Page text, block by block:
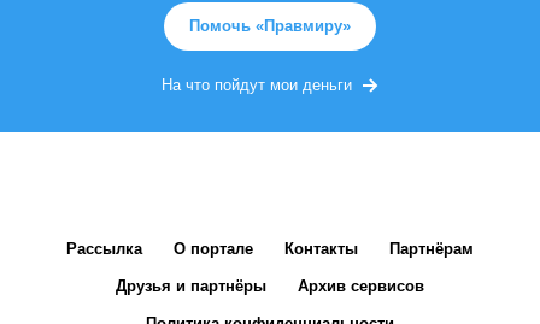
Помочь «Правмиру»
На что пойдут мои деньги
Рассылка О портале Контакты Партнёрам
Друзья и партнёры Архив сервисов